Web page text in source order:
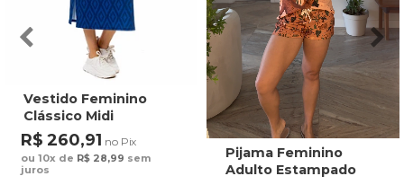
Vestido Feminino
Clássico Midi
Estampado Maxi
Arara Fundo Azul
R$ 260,91 no Pix
ou 10x de R$ 28,99 sem
juros
Pijama Feminino
Adulto Estampado